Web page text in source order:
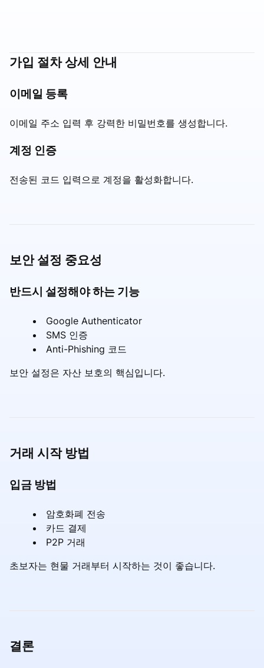
가입 절차 상세 안내
이메일 등록
이메일 주소 입력 후 강력한 비밀번호를 생성합니다.
계정 인증
전송된 코드 입력으로 계정을 활성화합니다.
보안 설정 중요성
반드시 설정해야 하는 기능
Google Authenticator
SMS 인증
Anti-Phishing 코드
보안 설정은 자산 보호의 핵심입니다.
거래 시작 방법
입금 방법
암호화폐 전송
카드 결제
P2P 거래
초보자는 현물 거래부터 시작하는 것이 좋습니다.
결론